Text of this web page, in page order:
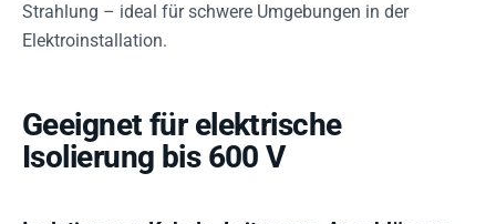
Strahlung – ideal für schwere Umgebungen in der
Elektroinstallation.
Geeignet für elektrische
Isolierung bis 600 V